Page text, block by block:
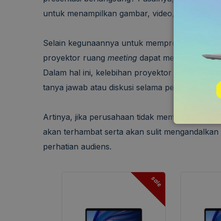
untuk menampilkan gambar, video, maupun
Selain kegunaannya untuk memproyeksikan
proyektor ruang meeting dapat membantu
Dalam hal ini, kelebihan proyektor ruang
tanya jawab atau diskusi selama pemaparan
Artinya, jika perusahaan tidak memiliki
akan terhambat serta akan sulit
perhatian audiens.
sale